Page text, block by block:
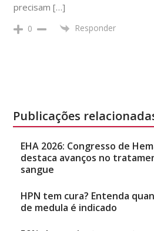
precisam […]
0 Responder
Publicações
EHA 2026: Congresso de
destaca avanços no
sangue
HPN tem cura? Entenda
de medula é indicado